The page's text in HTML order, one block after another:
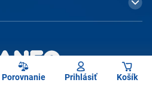
Porovnanie Prihlásiť Košík